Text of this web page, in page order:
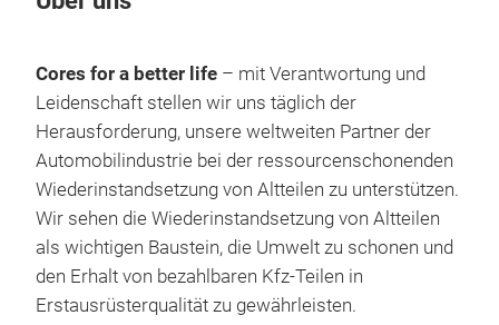
Cores for a better life – mit Verantwortung und
Leidenschaft stellen wir uns täglich der
Herausforderung, unsere weltweiten Partner der
Automobilindustrie bei der ressourcenschonenden
Wiederinstandsetzung von Altteilen zu unterstützen.
Wir sehen die Wiederinstandsetzung von Altteilen
als wichtigen Baustein, die Umwelt zu schonen und
den Erhalt von bezahlbaren Kfz-Teilen in
Erstausrüsterqualität zu gewährleisten.